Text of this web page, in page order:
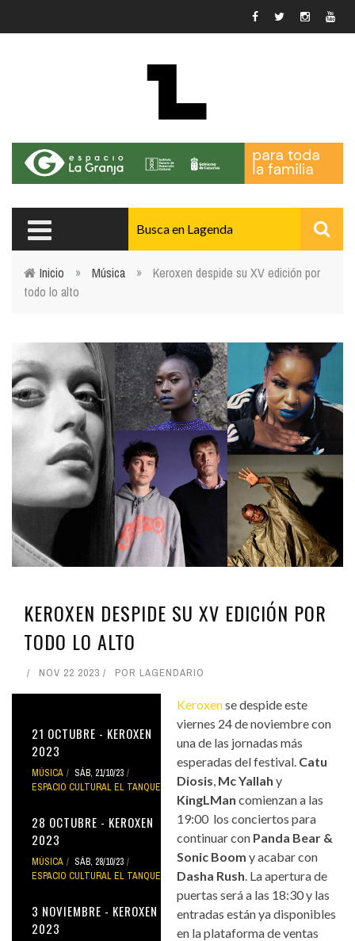
Usted está aquí
Inicio » Música »
Keroxen despide su XV edición por
todo lo alto
KEROXEN DESPIDE SU XV EDICIÓN POR
TODO LO ALTO
NOV 22 2023 POR LAGENDARIO
21 OCTUBRE - KEROXEN
2023
MÚSICA
SÁB, 21/10/23
ESPACIO CULTURAL EL TANQUE
28 OCTUBRE - KEROXEN
2023
MÚSICA
SÁB, 28/10/23
ESPACIO CULTURAL EL TANQUE
3 NOVIEMBRE - KEROXEN
2023
Keroxense despide este
viernes 24 de noviembre con
una de las jornadas más
esperadas del festival. Catu
Diosis, Mc Yallahy
KingLMan comienzan a las
19:00 los conciertos para
continuar con Panda Bear &
Sonic Boom y acabar con
Dasha Rush. La apertura de
puertas será a las 18:30 y las
entradas están ya disponibles
en la plataforma de ventas